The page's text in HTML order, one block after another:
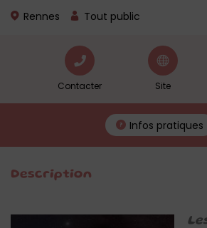
Rennes Tout public
Contacter Site
Infos pratiques
Description